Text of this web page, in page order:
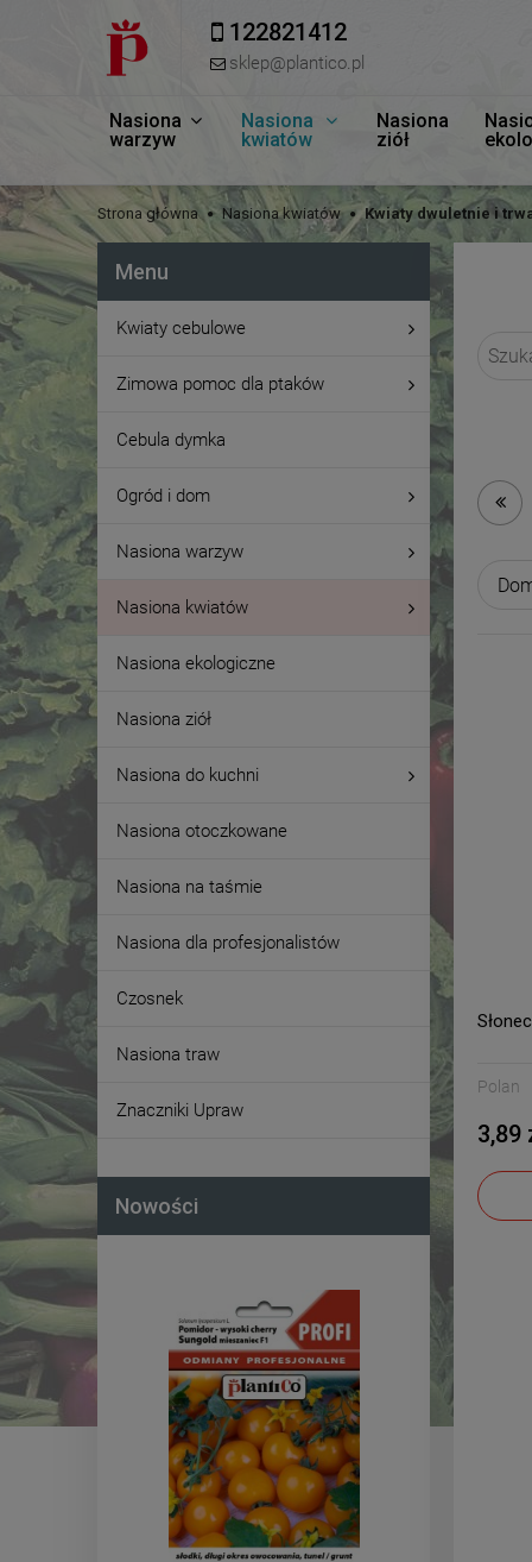
122821412
sklep@plantico.pl
Nasiona
warzyw
Nasiona
kwiatów
Nasiona
ziół
Strona główna Nasiona kwiatów Kwiaty dwuletnie i
Menu
Kwiaty cebulowe
Zimowa pomoc dla ptaków
Cebula dymka
Ogród i dom
Nasiona warzyw
Nasiona kwiatów
Nasiona ekologiczne
Nasiona ziół
Nasiona do kuchni
Nasiona otoczkowane
Nasiona na taśmie
Nasiona dla profesjonalistów
Czosnek
Nasiona traw
Znaczniki Upraw
Nowości
Polan
3,89